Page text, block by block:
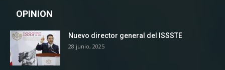
OPINION
Nuevo director general del ISSSTE
28 junio, 2025